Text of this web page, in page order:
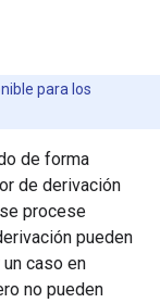
para los
de forma
de derivación
procese
pueden
caso en
no pueden